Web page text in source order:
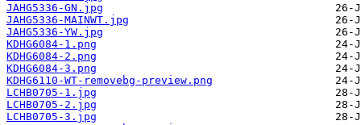
JAHG5336-GN.jpg
JAHG5336-MAINWT.jpg
JAHG5336-YW.jpg
KDHG6084-1.png
KDHG6084-2.png
KDHG6084-3.png
KDHG6110-WT-removebg-preview.png
LCHB0705-1.jpg
LCHB0705-2.jpg
LCHB0705-3.jpg